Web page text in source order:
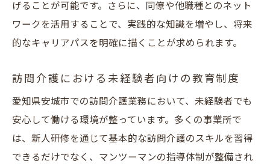
げることが可能です。さらに、同僚や他職種とのネット
ワークを活用することで、実践的な知識を増やし、将来
的なキャリアパスを明確に描くことが求められます。
訪問介護における未経験者向けの教育制度
愛知県安城市での訪問介護業務において、未経験者でも
安心して働ける環境が整っています。多くの事業所で
は、新人研修を通じて基本的な訪問介護のスキルを習得
できるだけでなく、マンツーマンの指導体制が整備され